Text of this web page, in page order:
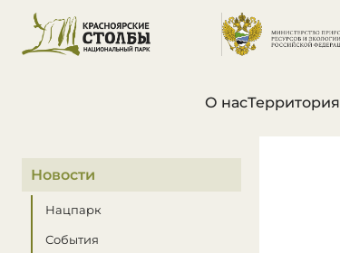
О насТерритория
В этом разделе
Новости
Нацпарк
События